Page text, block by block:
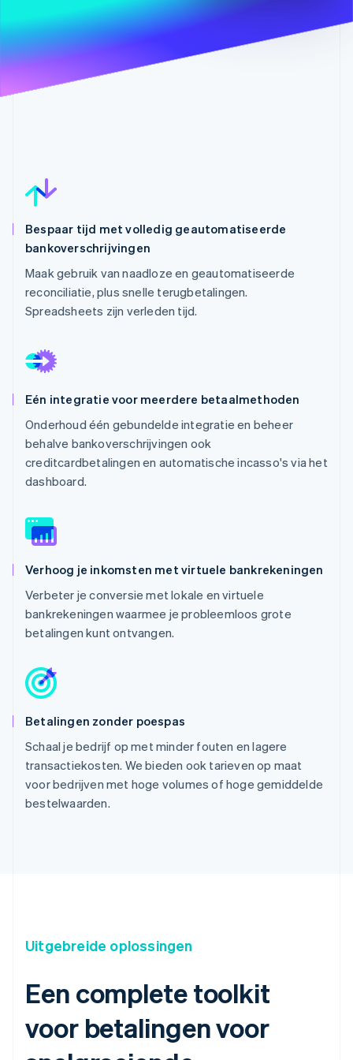
Bespaar tijd met volledig geautomatiseerde
bankoverschrijvingen
Maak gebruik van naadloze en geautomatiseerde
reconciliatie, plus snelle terugbetalingen.
Spreadsheets zijn verleden tijd.
Eén integratie voor meerdere betaalmethoden
Onderhoud één gebundelde integratie en beheer
behalve bankoverschrijvingen ook
creditcardbetalingen en automatische incasso's via het
dashboard.
Verhoog je inkomsten met virtuele bankrekeningen
Verbeter je conversie met lokale en virtuele
bankrekeningen waarmee je probleemloos grote
betalingen kunt ontvangen.
Betalingen zonder poespas
Schaal je bedrijf op met minder fouten en lagere
transactiekosten. We bieden ook tarieven op maat
voor bedrijven met hoge volumes of hoge gemiddelde
bestelwaarden.
Uitgebreide oplossingen
Een complete toolkit
voor betalingen voor